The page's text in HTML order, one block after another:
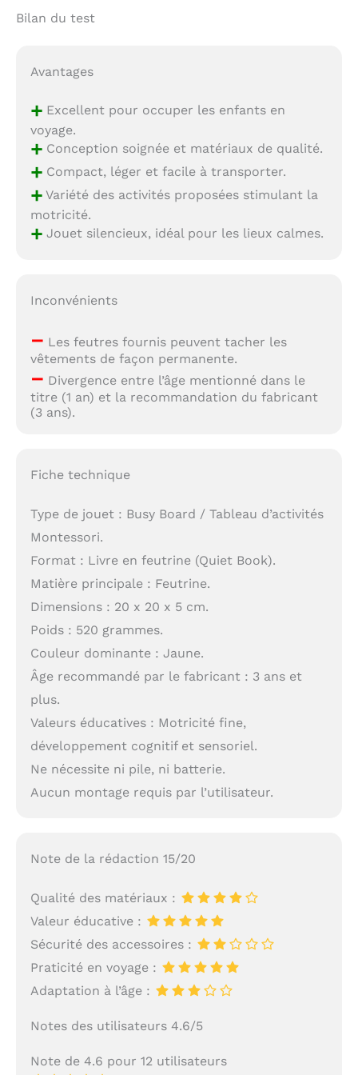
Bilan du test
Avantages
+Excellent pour occuper les enfants en
voyage.
+Conception soignée et matériaux de qualité.
+Compact, léger et facile à transporter.
+Variété des activités proposées stimulant la
motricité.
+Jouet silencieux, idéal pour les lieux calmes.
Inconvénients
– Les feutres fournis peuvent tacher les
vêtements de façon permanente.
– Divergence entre l’âge mentionné dans le
titre (1 an) et la recommandation du fabricant
(3 ans).
Fiche technique
Type de jouet : Busy Board / Tableau d’activités
Montessori.
Format : Livre en feutrine (Quiet Book).
Matière principale : Feutrine.
Dimensions : 20 x 20 x 5 cm.
Poids : 520 grammes.
Couleur dominante : Jaune.
Âge recommandé par le fabricant : 3 ans et
plus.
Valeurs éducatives : Motricité fine,
développement cognitif et sensoriel.
Ne nécessite ni pile, ni batterie.
Aucun montage requis par l’utilisateur.
Note de la rédaction 15/20
Qualité des matériaux :
Valeur éducative :
Sécurité des accessoires :
Praticité en voyage :
Adaptation à l’âge :
Notes des utilisateurs 4.6/5
Note de 4.6 pour 12 utilisateurs